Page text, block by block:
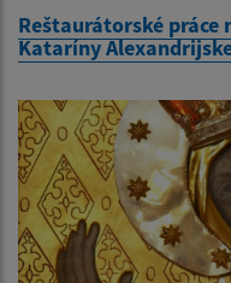
Reštaurátorské
Kataríny